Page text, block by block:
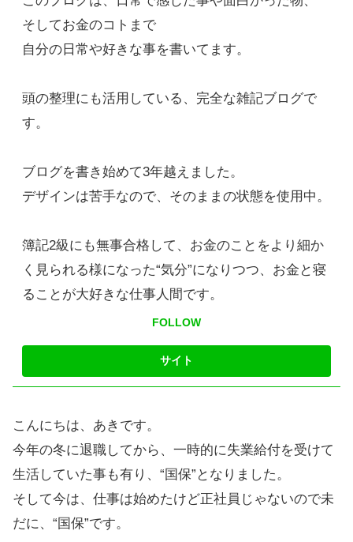
そしてお金のコトまで
自分の日常や好きな事を書いてます。
頭の整理にも活用している、完全な雑記ブログで
す。
ブログを書き始めて3年越えました。
デザインは苦手なので、そのままの状態を使用中。
簿記2級にも無事合格して、お金のことをより細か
く見られる様になった“気分”になりつつ、お金と寝
ることが大好きな仕事人間です。
FOLLOW
こんにちは、あきです。
今年の冬に退職してから、一時的に失業給付を受けて
生活していた事も有り、“国保”となりました。
そして今は、仕事は始めたけど正社員じゃないので未
だに、“国保”です。